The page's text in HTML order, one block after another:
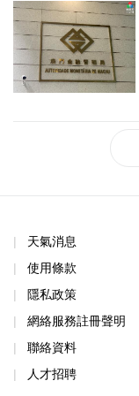
天氣消息
使用條款
隱私政策
網絡服務註冊聲明
聯絡資料
人才招聘